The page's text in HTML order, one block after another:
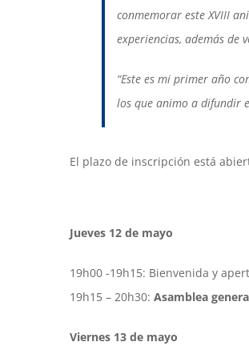
conmemorar este XVIII
experiencias, además de
“Este es mi primer año
los que animo a difundir
El plazo de inscripción está
Jueves 12 de mayo
19h00 -19h15: Bienvenida y
19h15 – 20h30: Asamblea
Viernes 13 de mayo